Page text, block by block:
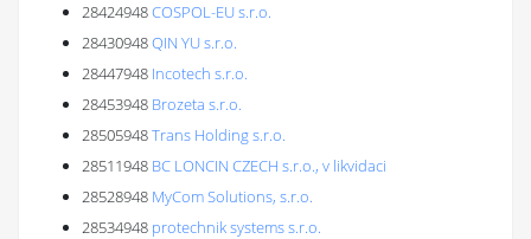
28424948COSPOL-EU s.r.o.
28430948QIN YU s.r.o.
28447948 Incotech s.r.o.
28453948 Brozeta s.r.o.
28505948Trans Holding s.r.o.
28511948 BC LONCIN CZECH s.r.o., v likvidaci
28528948 MyCom Solutions, s.r.o.
28534948 protechnik systems s.r.o.